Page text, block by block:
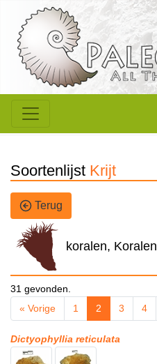
Soortenlijst Krijt
Terug
koralen, Koralen
31 gevonden.
« Vorige
1 2 3 4
Dictyophyllia reticulata